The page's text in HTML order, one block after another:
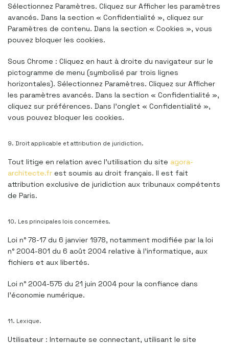
Sélectionnez Paramètres. Cliquez sur Afficher les paramètres
avancés. Dans la section « Confidentialité », cliquez sur
Paramètres de contenu. Dans la section « Cookies », vous
pouvez bloquer les cookies.
Sous Chrome : Cliquez en haut à droite du navigateur sur le
pictogramme de menu (symbolisé par trois lignes
horizontales). Sélectionnez Paramètres. Cliquez sur Afficher
les paramètres avancés. Dans la section « Confidentialité »,
cliquez sur préférences. Dans l’onglet « Confidentialité »,
vous pouvez bloquer les cookies.
9. Droit applicable et attribution de juridiction.
Tout litige en relation avec l’utilisation du site agora-
architecte.fr est soumis au droit français. Il est fait
attribution exclusive de juridiction aux tribunaux compétents
de Paris.
10. Les principales lois concernées.
Loi n° 78-17 du 6 janvier 1978, notamment modifiée par la loi
n° 2004-801 du 6 août 2004 relative à l’informatique, aux
fichiers et aux libertés.
Loi n° 2004-575 du 21 juin 2004 pour la confiance dans
l’économie numérique.
11. Lexique.
Utilisateur : Internaute se connectant, utilisant le site